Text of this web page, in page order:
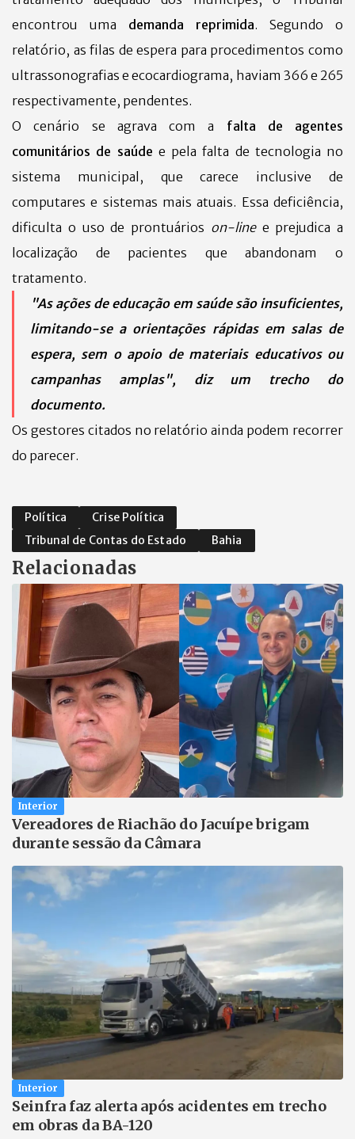
encontrou uma demanda reprimida. Segundo o
relatório, as filas de espera para procedimentos como
ultrassonografias e ecocardiograma, haviam 366 e 265
respectivamente, pendentes.
O cenário se agrava com a falta de agentes
comunitários de saúde e pela falta de tecnologia no
sistema municipal, que carece inclusive de
computares e sistemas mais atuais. Essa deficiência,
dificulta o uso de prontuários on-linee prejudica a
localização de pacientes que abandonam o
tratamento.
"As ações de educação em saúde são insuficientes,
limitando-se a orientações rápidas em salas de
espera, sem o apoio de materiais educativos ou
campanhas amplas", diz um trecho do
documento.
Os gestores citados no relatório ainda podem recorrer
do parecer.
Política
Crise Política
Tribunal de Contas do Estado
Bahia
Relacionadas
Interior
Vereadores de Riachão do Jacuípe brigam
durante sessão da Câmara
Interior
Seinfra faz alerta após acidentes em trecho
em obras da BA-120